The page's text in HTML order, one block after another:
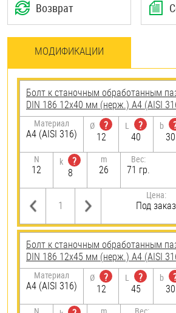
Возврат
МОДИФИКАЦИИ
Болт к станочным обработанным
DIN 186 12х40 мм (нерж.) A4 (AISI
Материал
A4 (AISI 316)
Ø
?
12
L
?
40
b
30
N
12
k
?
8
m
26
Вес:
71 гр.
Цена:
Под заказ
Болт к станочным обработанным
DIN 186 12х45 мм (нерж.) A4 (AISI
Материал
A4 (AISI 316)
Ø
?
12
L
?
45
b
30